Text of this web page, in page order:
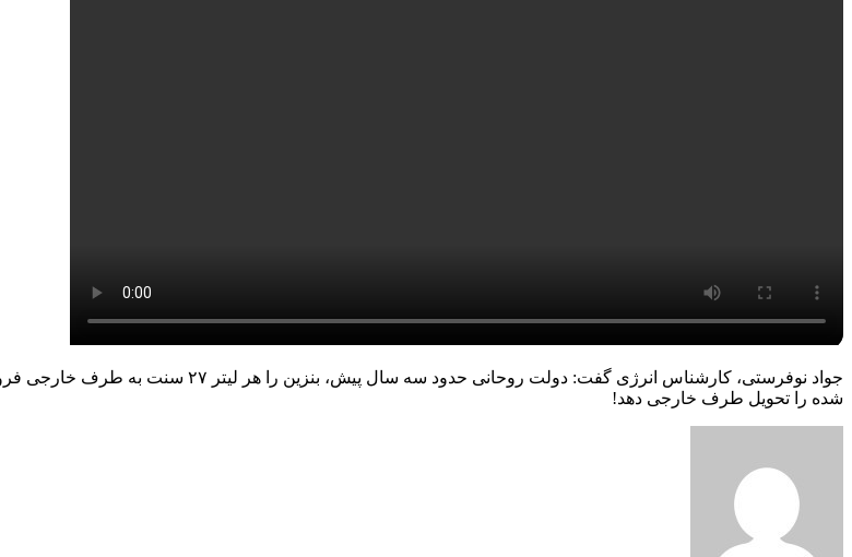
جواد نوفرستی، کارشناس انرژی گفت: دولت
شده را تحویل طرف خارجی دهد!